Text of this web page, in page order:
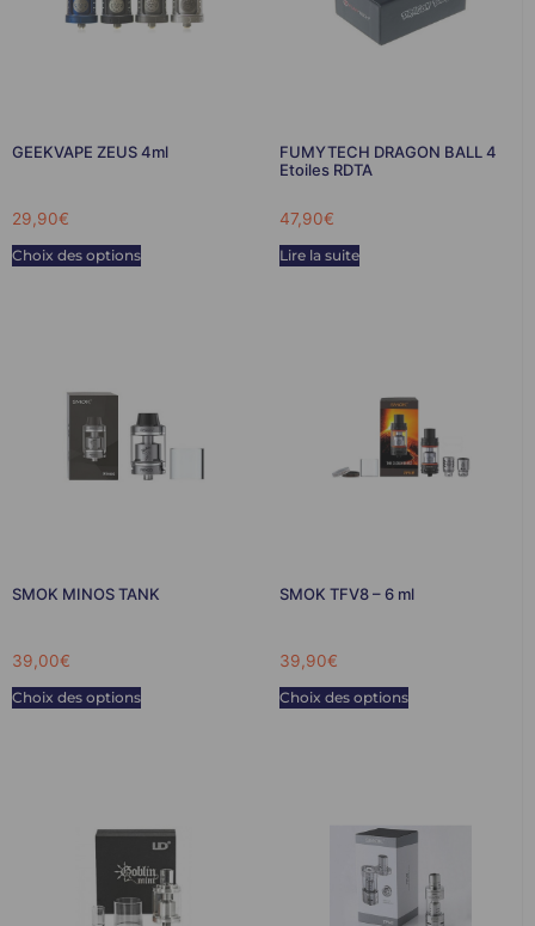
GEEKVAPE ZEUS 4ml
29,90€
Choix des options
FUMYTECH DRAGON BALL 4
Etoiles RDTA
47,90€
Lire la suite
SMOK MINOS TANK
39,00€
Choix des options
SMOK TFV8 – 6 ml
39,90€
Choix des options